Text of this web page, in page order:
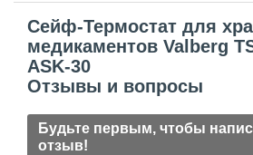
Сейф-Термостат для
медикаментов Valberg
ASK-30
Отзывы и вопросы
Будьте первым, чтобы
отзыв!